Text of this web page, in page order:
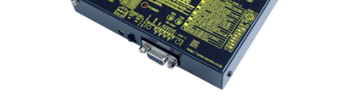
お問い合わせ